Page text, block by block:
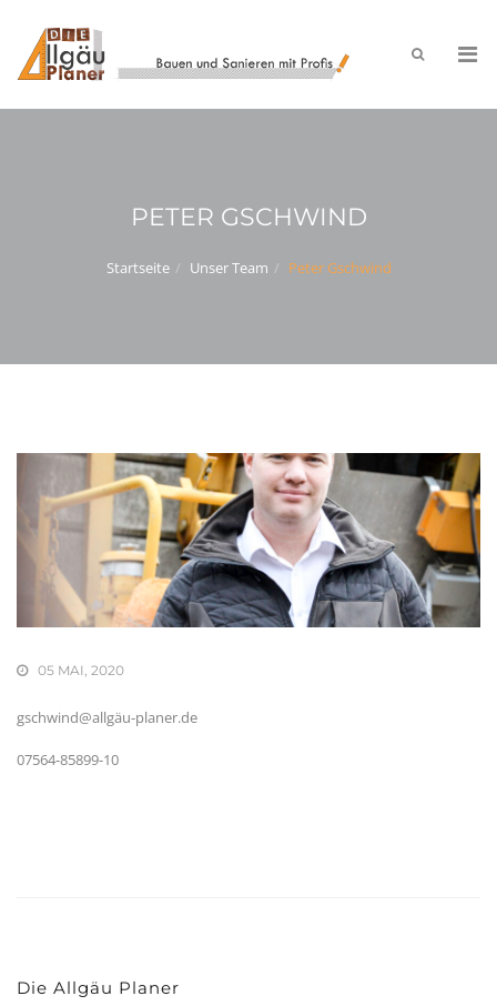
PETER GSCHWIND
Startseite Unser Team Peter Gschwind
05 MAI, 2020
gschwind@allgäu-planer.de
07564-85899-10
Die Allgäu Planer